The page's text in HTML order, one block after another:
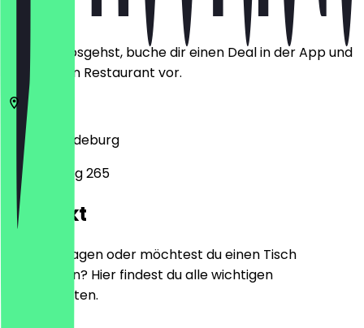
Bevor du losgehst, buche dir einen Deal in der App und
zeige ihn im Restaurant vor.
39104
Magdeburg
Breiter Weg 265
Kontakt
Hast du Fragen oder möchtest du einen Tisch
reservieren? Hier findest du alle wichtigen
Kontaktdaten.